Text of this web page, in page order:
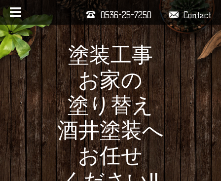
Contact
0536-25-7250
塗装工事
お家の
塗り替え
酒井塗装へ
お任せ